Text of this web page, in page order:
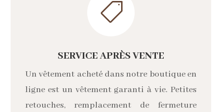

SERVICE APRÈS VENTE
Un vêtement acheté dans notre boutique en
ligne est un vêtement garanti à vie. Petites
retouches, remplacement de fermeture